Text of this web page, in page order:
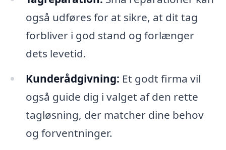
også udføres for at sikre, at dit tag
forbliver i god stand og forlænger
dets levetid.
Kunderådgivning: Et godt firma vil
også guide dig i valget af den rette
tagløsning, der matcher dine behov
og forventninger.